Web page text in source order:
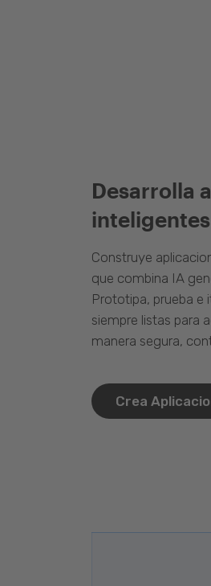
Desarrolla
inteligentes
Construye
que combina IA
Prototipa, prueba e
siempre listas para
manera segura,
Crea